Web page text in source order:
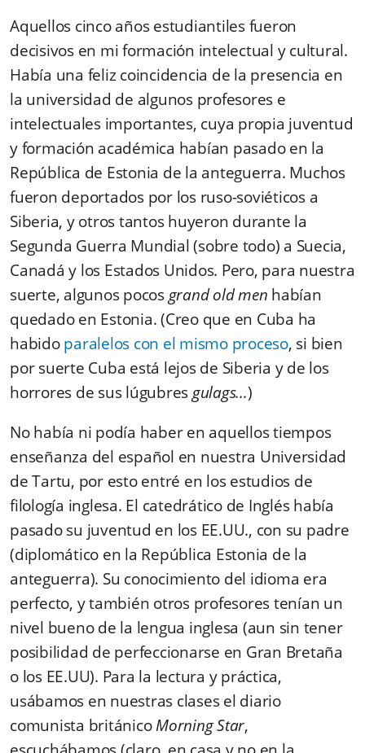
Aquellos cinco años estudiantiles fueron
decisivos en mi formación intelectual y cultural.
Había una feliz coincidencia de la presencia en
la universidad de algunos profesores e
intelectuales importantes, cuya propia juventud
y formación académica habían pasado en la
República de Estonia de la anteguerra. Muchos
fueron deportados por los ruso-soviéticos a
Siberia, y otros tantos huyeron durante la
Segunda Guerra Mundial (sobre todo) a Suecia,
Canadá y los Estados Unidos. Pero, para nuestra
suerte, algunos pocos grand old men habían
quedado en Estonia. (Creo que en Cuba ha
habidoparalelos con el mismo proceso, si bien
por suerte Cuba está lejos de Siberia y de los
horrores de sus lúgubres gulags...)
No había ni podía haber en aquellos tiempos
enseñanza del español en nuestra Universidad
de Tartu, por esto entré en los estudios de
filología inglesa. El catedrático de Inglés había
pasado su juventud en los EE.UU., con su padre
(diplomático en la República Estonia de la
anteguerra). Su conocimiento del idioma era
perfecto, y también otros profesores tenían un
nivel bueno de la lengua inglesa (aun sin tener
posibilidad de perfeccionarse en Gran Bretaña
o los EE.UU). Para la lectura y práctica,
usábamos en nuestras clases el diario
comunista británicoMorning Star,